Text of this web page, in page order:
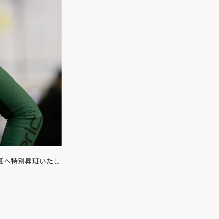
特別昇班いたし